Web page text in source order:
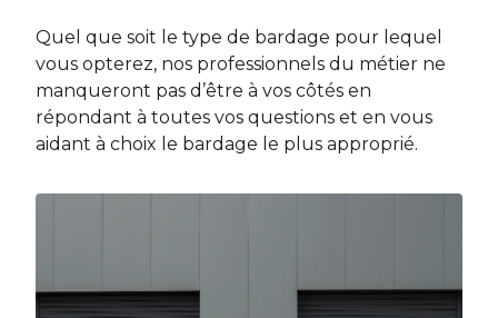
Quel que soit le type de bardage pour lequel
vous opterez, nos professionnels du métier ne
manqueront pas d’être à vos côtés en
répondant à toutes vos questions et en vous
aidant à choix le bardage le plus approprié.